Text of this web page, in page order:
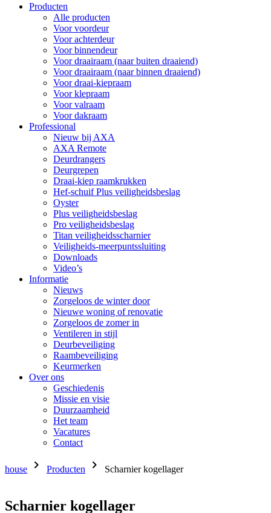
Producten
Alle producten
Voor voordeur
Voor achterdeur
Voor binnendeur
Voor draairaam (naar buiten draaiend)
Voor draairaam (naar binnen draaiend)
Voor draai-kiepraam
Voor klepraam
Voor valraam
Voor dakraam
Professional
Nieuw bij AXA
AXA Remote
Deurdrangers
Deurgrepen
Draai-kiep raamkrukken
Hef-schuif Plus veiligheidsbeslag
Oyster
Plus veiligheidsbeslag
Pro veiligheidsbeslag
Titan veiligheidsscharnier
Veiligheids-meerpuntssluiting
Downloads
Video’s
Informatie
Nieuws
Zorgeloos de winter door
Nieuwe woning of renovatie
Zorgeloos de zomer in
Ventileren in stijl
Deurbeveiliging
Raambeveiliging
Keurmerken
Over ons
Geschiedenis
Missie en visie
Duurzaamheid
Het team
Vacatures
Contact
house chevron_right Producten chevron_right Scharnier kogellager
Scharnier kogellager